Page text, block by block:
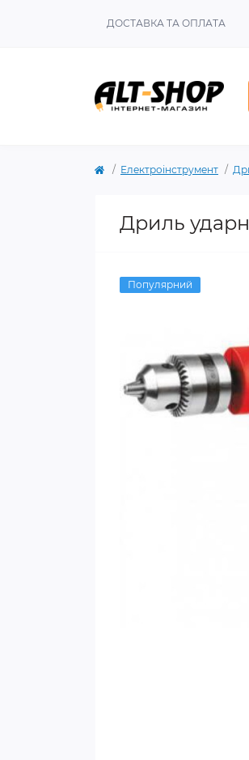
ДОСТАВКА ТА ОПЛАТА
Електроінструмент
Дриль
Популярний